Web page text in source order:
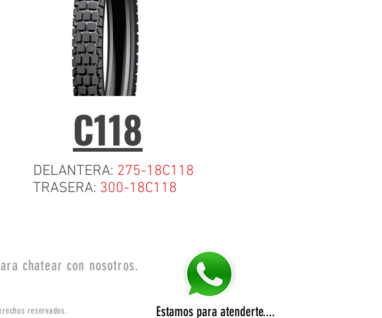
C118
DELANTERA: 275-18C118
TRASERA: 300-18C118
Estamos para atenderte....
chatear con nosotros.
reservados.